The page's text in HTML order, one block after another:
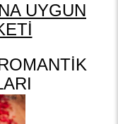
UYGUN